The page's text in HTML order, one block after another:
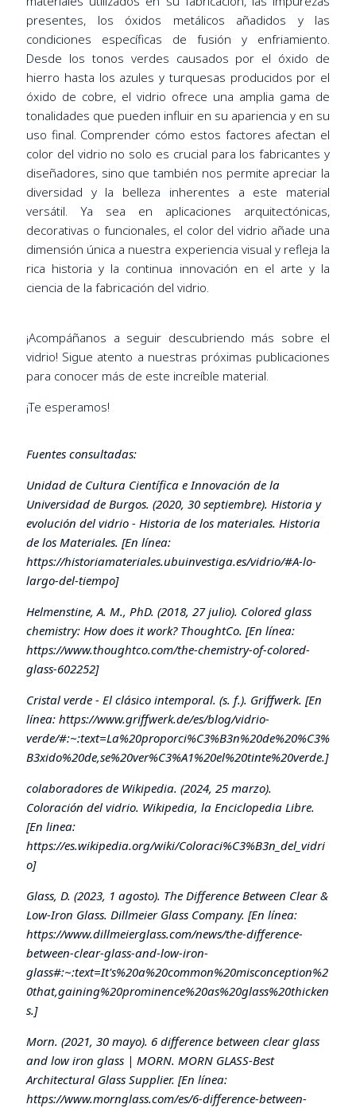
presentes, los óxidos metálicos añadidos y las
condiciones específicas de fusión y enfriamiento.
Desde los tonos verdes causados por el óxido de
hierro hasta los azules y turquesas producidos por el
óxido de cobre, el vidrio ofrece una amplia gama de
tonalidades que pueden influir en su apariencia y en su
uso final. Comprender cómo estos factores afectan el
color del vidrio no solo es crucial para los fabricantes y
diseñadores, sino que también nos permite apreciar la
diversidad y la belleza inherentes a este material
versátil. Ya sea en aplicaciones arquitectónicas,
decorativas o funcionales, el color del vidrio añade una
dimensión única a nuestra experiencia visual y refleja la
rica historia y la continua innovación en el arte y la
ciencia de la fabricación del vidrio.
¡Acompáñanos a seguir descubriendo más sobre el
vidrio! Sigue atento a nuestras próximas publicaciones
para conocer más de este increíble material.
¡Te esperamos!
Fuentes consultadas:
Unidad de Cultura Científica e Innovación de la
Universidad de Burgos. (2020, 30 septiembre). Historia y
evolución del vidrio - Historia de los materiales. Historia
de los Materiales. [En línea:
https://historiamateriales.ubuinvestiga.es/vidrio/#A-lo-
largo-del-tiempo]
Helmenstine, A. M., PhD. (2018, 27 julio). Colored glass
chemistry: How does it work? ThoughtCo. [En línea:
https://www.thoughtco.com/the-chemistry-of-colored-
glass-602252]
Cristal verde - El clásico intemporal. (s. f.). Griffwerk. [En
línea: https://www.griffwerk.de/es/blog/vidrio-
verde/#:~:text=La%20proporci%C3%B3n%20de%20%C3%
B3xido%20de,se%20ver%C3%A1%20el%20tinte%20verde.]
colaboradores de Wikipedia. (2024, 25 marzo).
Coloración del vidrio. Wikipedia, la Enciclopedia Libre.
[En linea:
https://es.wikipedia.org/wiki/Coloraci%C3%B3n_del_vidri
o]
Glass, D. (2023, 1 agosto). The Difference Between Clear &
Low-Iron Glass. Dillmeier Glass Company. [En línea:
https://www.dillmeierglass.com/news/the-difference-
between-clear-glass-and-low-iron-
glass#:~:text=It's%20a%20common%20misconception%2
0that,gaining%20prominence%20as%20glass%20thicken
s.]
Morn. (2021, 30 mayo). 6 difference between clear glass
and low iron glass | MORN. MORN GLASS-Best
Architectural Glass Supplier. [En línea:
https://www.mornglass.com/es/6-difference-between-